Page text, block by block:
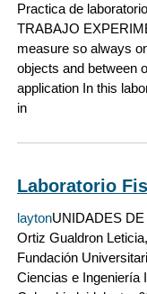
Practica de
TRABAJO
measure so always
objects and between
application In this
in
Laboratorio
laytonUNIDADES
Ortiz Gualdron
Fundación
Ciencias e Ingeniería